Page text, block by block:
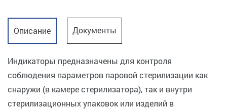
Описание Документы
Индикаторы предназначены для контроля
соблюдения параметров паровой стерилизации как
снаружи (в камере стерилизатора), так и внутри
стерилизационных упаковок или изделий в